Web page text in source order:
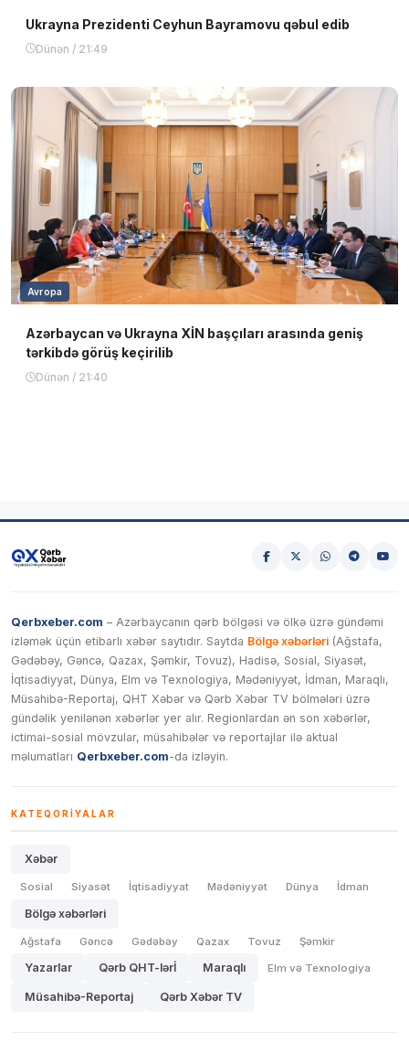
Ukrayna Prezidenti Ceyhun Bayramovu qəbul edib
Dünən / 21:49
Avropa
Azərbaycan və Ukrayna XİN başçıları arasında geniş
tərkibdə görüş keçirilib
Dünən / 21:40
Qerbxeber.com – Azərbaycanın qərb bölgəsi və ölkə üzrə gündəmi
izləmək üçün etibarlı xəbər saytıdır. Saytda Bölgə xəbərləri (Ağstafa,
Gədəbəy, Gəncə, Qazax, Şəmkir, Tovuz), Hadisə, Sosial, Siyasət,
İqtisadiyyat, Dünya, Elm və Texnologiya, Mədəniyyət, İdman, Maraqlı,
Müsahibə-Reportaj, QHT Xəbər və Qərb Xəbər TV bölmələri üzrə
gündəlik yenilənən xəbərlər yer alır. Regionlardan ən son xəbərlər,
ictimai-sosial mövzular, müsahibələr və reportajlar ilə aktual
məlumatları Qerbxeber.com-da izləyin.
KATEQORIYALAR
Xəbər
Sosial Siyasət İqtisadiyyat Mədəniyyət Dünya İdman
Bölgə xəbərləri
Ağstafa Gəncə Gədəbəy Qazax Tovuz Şəmkir
Yazarlar Qərb QHT-lərİ Maraqlı Elm və Texnologiya
Müsahibə-Reportaj Qərb Xəbər TV